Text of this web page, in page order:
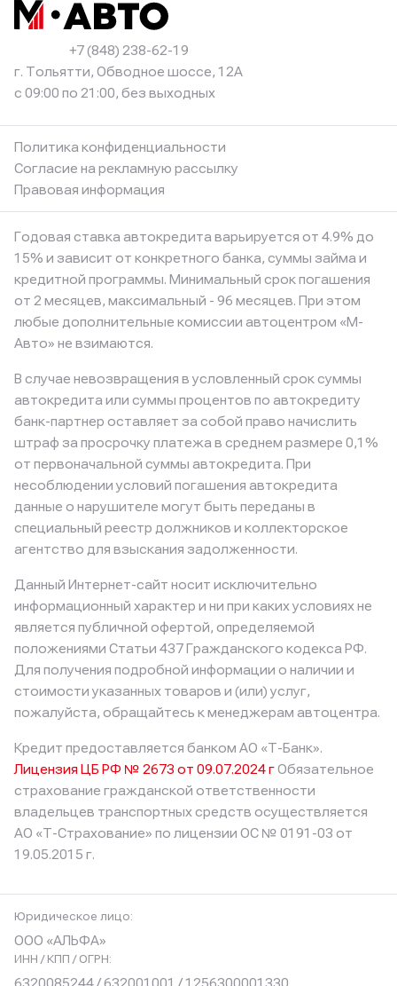
+7 (848) 238-62-19
г. Тольятти, Обводное шоссе, 12А
с 09:00 по 21:00, без выходных
Политика конфиденциальности
Согласие на рекламную рассылку
Правовая информация
Годовая ставка автокредита варьируется от 4.9% до
15% и зависит от конкретного банка, суммы займа и
кредитной программы. Минимальный срок погашения
от 2 месяцев, максимальный - 96 месяцев. При этом
любые дополнительные комиссии автоцентром «М-
Авто» не взимаются.
В случае невозвращения в условленный срок суммы
автокредита или суммы процентов по автокредиту
банк-партнер оставляет за собой право начислить
штраф за просрочку платежа в среднем размере 0,1%
от первоначальной суммы автокредита. При
несоблюдении условий погашения автокредита
данные о нарушителе могут быть переданы в
специальный реестр должников и коллекторское
агентство для взыскания задолженности.
Данный Интернет-сайт носит исключительно
информационный характер и ни при каких условиях не
является публичной офертой, определяемой
положениями Статьи 437 Гражданского кодекса РФ.
Для получения подробной информации о наличии и
стоимости указанных товаров и (или) услуг,
пожалуйста, обращайтесь к менеджерам автоцентра.
Кредит предоставляется банком АО «Т-Банк».
Лицензия ЦБ РФ № 2673 от 09.07.2024 гОбязательное
страхование гражданской ответственности
владельцев транспортных средств осуществляется
АО «Т-Страхование» по лицензии ОС № 0191-03 от
19.05.2015 г.
Юридическое лицо:
ООО «АЛЬФА»
ИНН / КПП / ОГРН: